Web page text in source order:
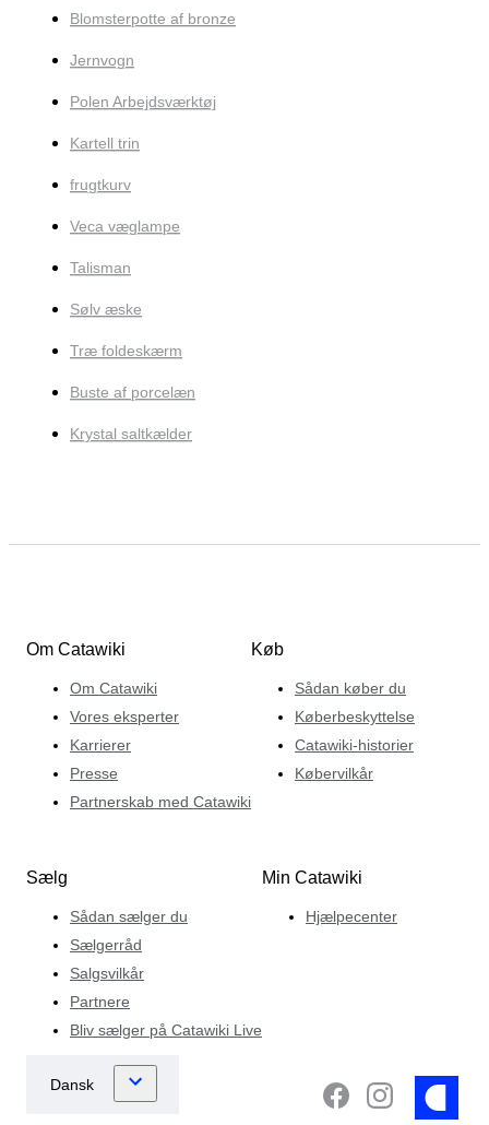
Blomsterpotte af bronze
Jernvogn
Polen Arbejdsværktøj
Kartell trin
frugtkurv
Veca væglampe
Talisman
Sølv æske
Træ foldeskærm
Buste af porcelæn
Krystal saltkælder
Om Catawiki
Om Catawiki
Vores eksperter
Karrierer
Presse
Partnerskab med Catawiki
Køb
Sådan køber du
Køberbeskyttelse
Catawiki-historier
Købervilkår
Sælg
Sådan sælger du
Sælgerråd
Salgsvilkår
Partnere
Bliv sælger på Catawiki Live
Min Catawiki
Hjælpecenter